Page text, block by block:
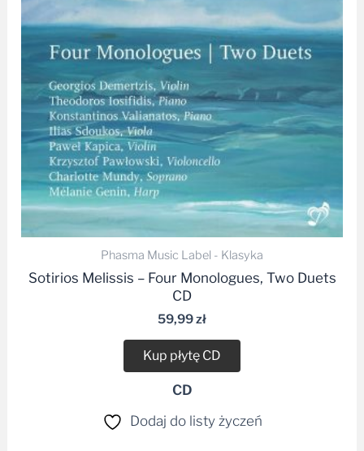
Phasma Music Label - Klasyka
Sotirios Melissis – Four Monologues, Two Duets
CD
59,99zł
Kup płytę CD
CD
Dodaj do listy życzeń